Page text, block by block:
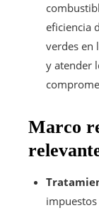
eficiencia
verdes en
y atender
Marco